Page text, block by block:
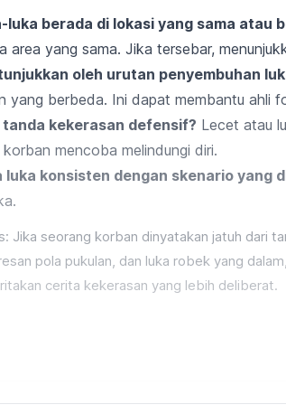
luka berada di lokasi yang sama atau
area yang sama. Jika tersebar,
oleh urutan penyembuhan
yang berbeda. Ini dapat membantu ahli
kekerasan defensif? Lecet atau
mencoba melindungi diri.
luka konsisten dengan skenario yang
Jika seorang korban dinyatakan jatuh dari
pola pukulan, dan luka robek yang
cerita kekerasan yang lebih deliberat.